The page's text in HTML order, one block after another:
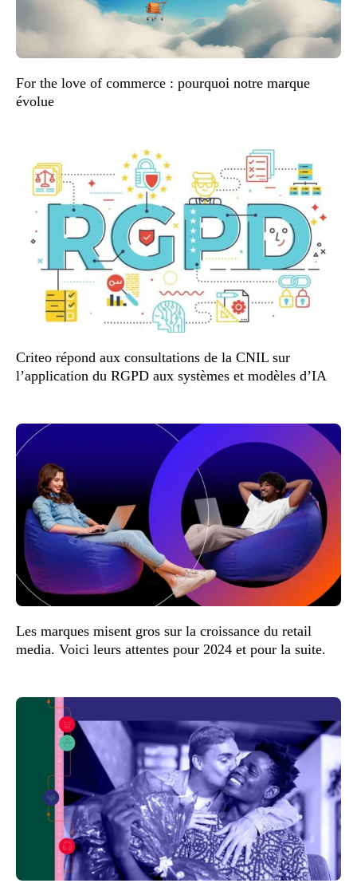
For the love of commerce : pourquoi notre marque
évolue
Criteo répond aux consultations de la CNIL sur
l’application du RGPD aux systèmes et modèles d’IA
Les marques misent gros sur la croissance du retail
media. Voici leurs attentes pour 2024 et pour la suite.